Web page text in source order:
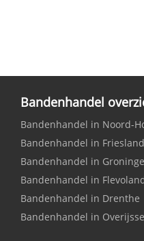
Bandenhandel
Bandenhandel in Noord-
Bandenhandel in Friesland
Bandenhandel in
Bandenhandel in
Bandenhandel in Drenthe
Bandenhandel in